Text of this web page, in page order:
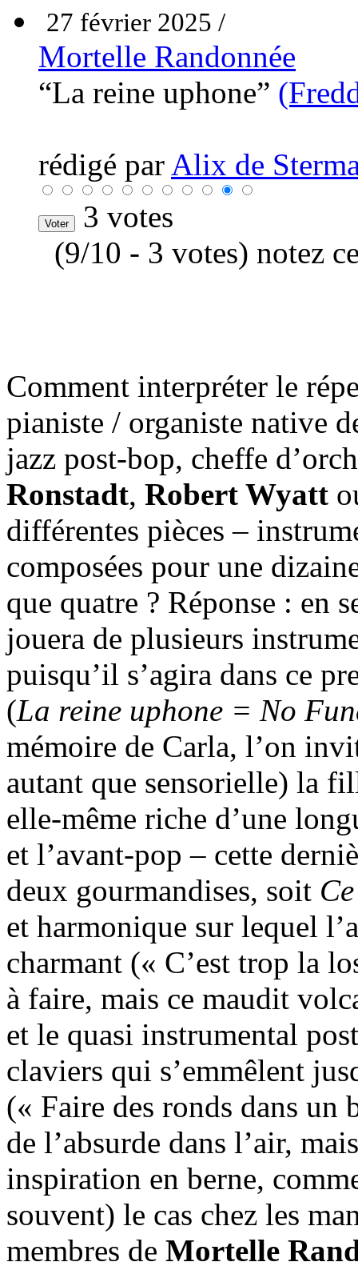
27 février 2025 /
Mortelle Randonnée
“La reine uphone”
rédigé par Alix de
3 votes
(9/10 - 3 votes) notez
Comment interpréter le
pianiste / organiste native
jazz post-bop, cheffe
Ronstadt, Robert Wyatt
différentes pièces –
composées pour une
que quatre ? Réponse : en
jouera de plusieurs
puisqu’il s’agira dans ce
(La reine uphone = No
mémoire de Carla, l’on
autant que sensorielle) la
elle-même riche d’une
et l’avant-pop – cette
deux gourmandises, soit
et harmonique sur lequel
charmant (« C’est trop la
à faire, mais ce maudit
et le quasi instrumental
claviers qui s’emmêlent
(« Faire des ronds dans un
de l’absurde dans l’air,
inspiration en berne,
souvent) le cas chez les
membres de Mortelle